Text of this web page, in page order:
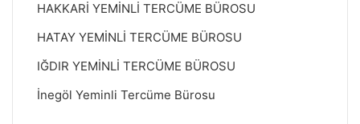
HAKKARİ YEMİNLİ TERCÜME BÜROSU
HATAY YEMİNLİ TERCÜME BÜROSU
IĞDIR YEMİNLİ TERCÜME BÜROSU
İnegöl Yeminli Tercüme Bürosu